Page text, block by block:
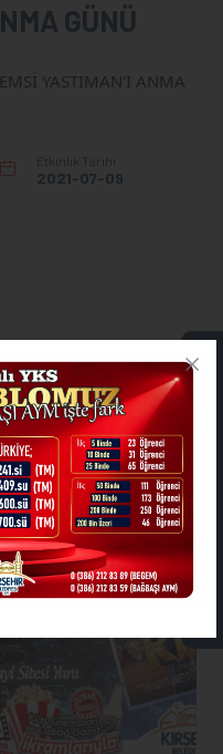
GÜNÜ
YASTIMAN'I ANMA
Etkinlik Tarihi
2021-07-09
ONLİNE İŞLEMLER